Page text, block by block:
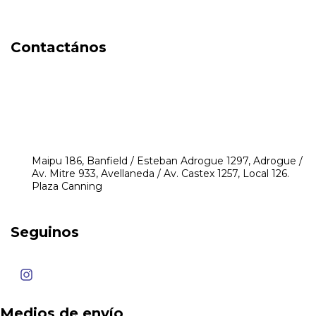
Contactános
Maipu 186, Banfield / Esteban Adrogue 1297, Adrogue /
Av. Mitre 933, Avellaneda / Av. Castex 1257, Local 126.
Plaza Canning
Seguinos